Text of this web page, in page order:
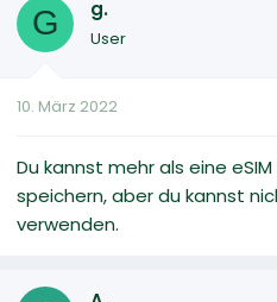
G g.
User
10. März 2022
Du kannst mehr als eine
speichern, aber du kannst
verwenden.